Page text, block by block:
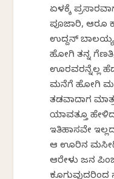
ಏಳಕ್ಕೆ
ಪೂಜಾರಿ, ಆರೂ
ಉದ್ದನ್ ಬಾಲಯ್ಯ
ಹೋಗಿ ತನ್ನ
ಊರವರನ್ನೆಲ್ಲ
ಮನೆಗೆ ಹೋಗಿ
ತಡವಾದಾಗ
ಯಾವತ್ತೂ
ಇತಿಹಾಸವೇ
ಆ ಊರಿನ
ಆರೇಳು ಜನ